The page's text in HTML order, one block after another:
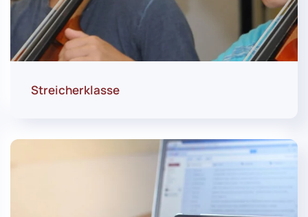
Streicherklasse